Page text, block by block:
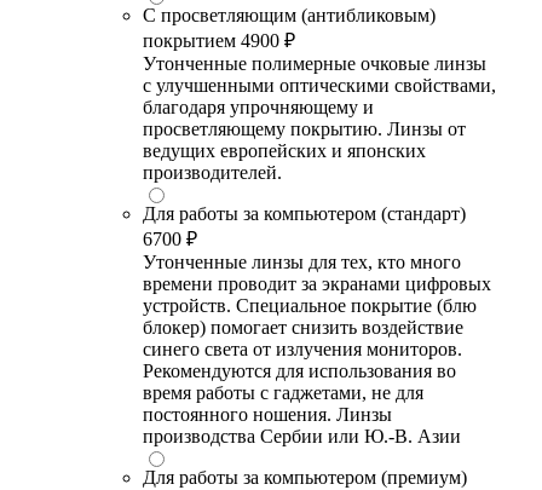
С просветляющим (антибликовым)
покрытием 4900 ₽
Утонченные полимерные очковые линзы
с улучшенными оптическими свойствами,
благодаря упрочняющему и
просветляющему покрытию. Линзы от
ведущих европейских и японских
производителей.
Для работы за компьютером (стандарт)
6700 ₽
Утонченные линзы для тех, кто много
времени проводит за экранами цифровых
устройств. Специальное покрытие (блю
блокер) помогает снизить воздействие
синего света от излучения мониторов.
Рекомендуются для использования во
время работы с гаджетами, не для
постоянного ношения. Линзы
производства Сербии или Ю.-В. Азии
Для работы за компьютером (премиум)